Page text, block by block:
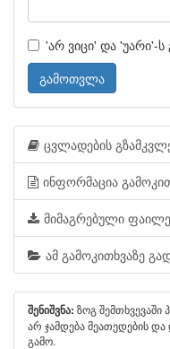
'არ ვიცი' და 'უარი'-ს
გამოთვლა
ცვლადების
ინფორმაცია
მიმაგრებული
ამ გამოკითხვაზე
შენიშვნა: ზოგ შემთხვევაში
არ ჯამდება მეათედების
გამო.